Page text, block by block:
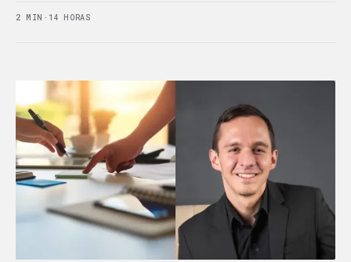
2 MIN · 14 HORAS